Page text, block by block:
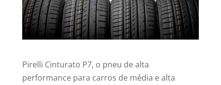
Pirelli Cinturato P7, o pneu de alta
performance para carros de média e alta